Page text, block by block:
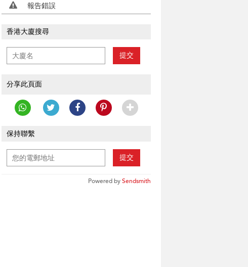
報告錯誤
香港大廈搜尋
提交
分享此頁面
保持聯繫
提交
Powered bySendsmith